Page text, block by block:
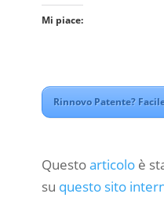
Mi piace:
Rinnovo Patente?
Questoarticoloè
su questo sito